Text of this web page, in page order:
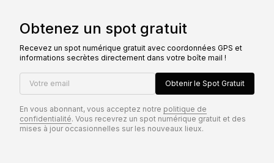
Obtenez un spot gratuit
Recevez un spot numérique gratuit avec coordonnées GPS et
informations secrètes directement dans votre boîte mail !
Votre email Obtenir le Spot Gratuit
En vous abonnant, vous acceptez notre politique de
confidentialité. Vous recevrez un spot numérique gratuit et des
mises à jour occasionnelles sur les nouveaux lieux.